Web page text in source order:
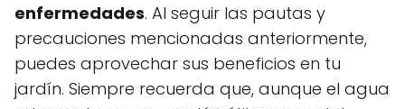
enfermedades. Al seguir las pautas y
precauciones mencionadas anteriormente,
puedes aprovechar sus beneficios en tu
jardín. Siempre recuerda que, aunque el agua